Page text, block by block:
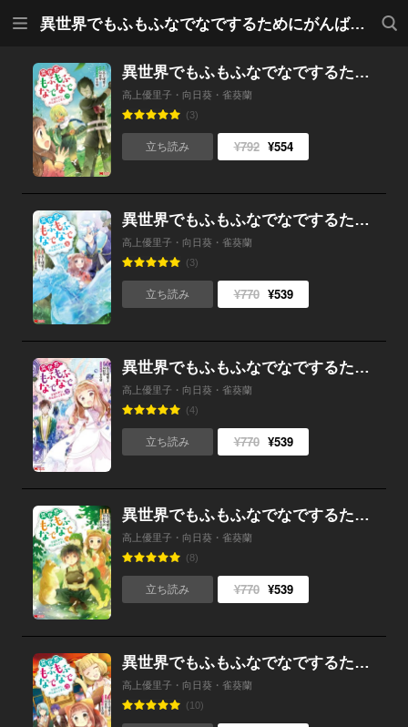
異世界でもふもふなでなでするためにがんばってます。（コミック）
検索
異世界でもふもふなでなでするためにがんばってます。（コミック） ： 17
高上優里子・向日葵・雀葵蘭
(3)
立ち読み ¥792 ¥554
異世界でもふもふなでなでするためにがんばってます。（コミック） ： 16
高上優里子・向日葵・雀葵蘭
(3)
立ち読み ¥770 ¥539
異世界でもふもふなでなでするためにがんばってます。（コミック） ： 15
高上優里子・向日葵・雀葵蘭
(4)
立ち読み ¥770 ¥539
異世界でもふもふなでなでするためにがんばってます。（コミック） ： 14
高上優里子・向日葵・雀葵蘭
(8)
立ち読み ¥770 ¥539
異世界でもふもふなでなでするためにがんばってます。（コミック） ： 13
高上優里子・向日葵・雀葵蘭
(10)